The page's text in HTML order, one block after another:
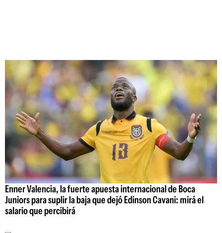
Enner Valencia, la fuerte apuesta internacional de Boca
Juniors para suplir la baja que dejó Edinson Cavani: mirá el
salario que percibirá